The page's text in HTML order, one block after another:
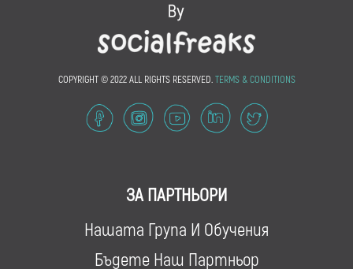
COPYRIGHT © 2022 ALL RIGHTS RESERVED. TERMS & CONDITIONS
ЗА ПАРТНЬОРИ
Нашата Група И Обучения
Бъдете Наш Партньор